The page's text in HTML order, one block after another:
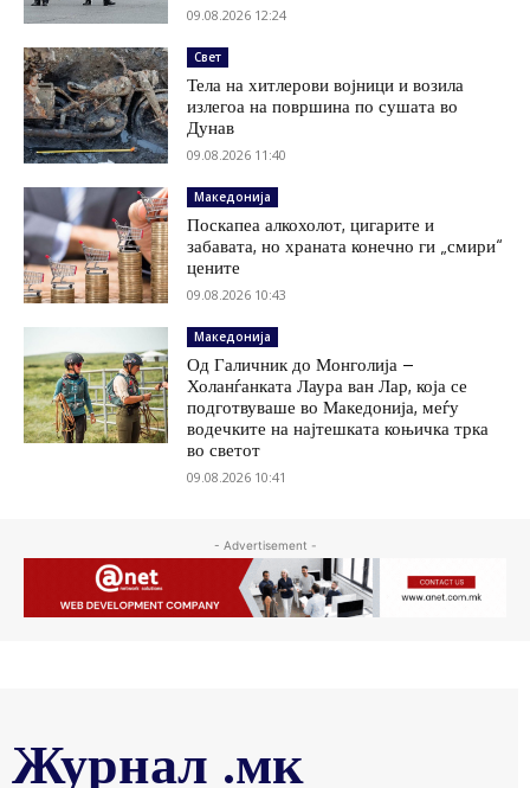
09.08.2026 12:24
Свет
Тела на хитлерови војници и возила
излегоа на површина по сушата во
Дунав
09.08.2026 11:40
Македонија
Поскапеа алкохолот, цигарите и
забавата, но храната конечно ги „смири“
цените
09.08.2026 10:43
Македонија
Од Галичник до Монголија –
Холанѓанката Лаура ван Лар, која се
подготвуваше во Македонија, меѓу
водечките на најтешката коњичка трка
во светот
09.08.2026 10:41
- Advertisement -
Журнал .мк